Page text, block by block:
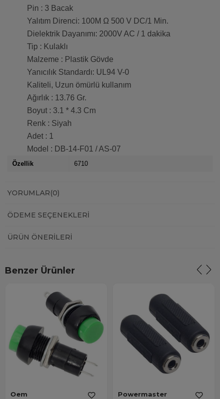
Pin : 3 Bacak
Yalıtım Direnci: 100M Ω 500 V DC/1 Min.
Dielektrik Dayanımı: 2000V AC / 1 dakika
Tip : Kulaklı
Malzeme : Plastik Gövde
Yanıcılık Standardı: UL94 V-0
Kaliteli, Uzun ömürlü kullanım
Ağırlık : 13.76 Gr.
Boyut : 3.1 * 4.3 Cm
Renk : Siyah
Adet : 1
Model : DB-14-F01 / AS-07
Özellik 6710
YORUMLAR(0)
ÖDEME SEÇENEKLERI
ÜRÜN ÖNERILERI
Benzer Ürünler
Oem Powermaster